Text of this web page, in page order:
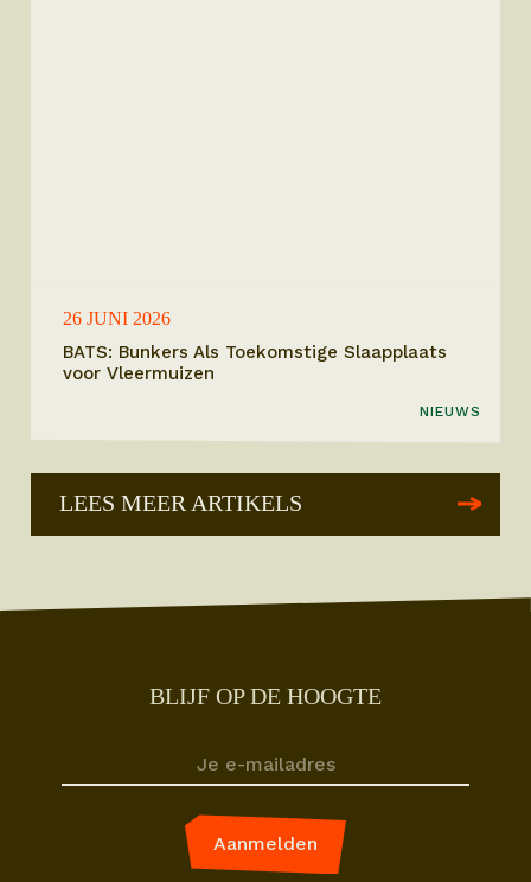
26 JUNI 2026
BATS: Bunkers Als Toekomstige Slaapplaats
voor Vleermuizen
NIEUWS
LEES MEER ARTIKELS
BLIJF OP DE HOOGTE